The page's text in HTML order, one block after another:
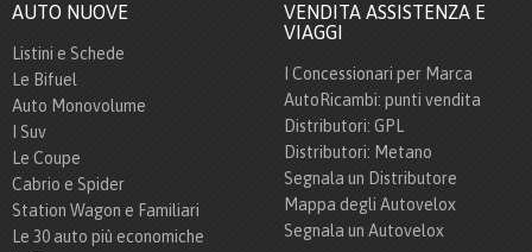
AUTO NUOVE
Listini e Schede
Le Bifuel
Auto Monovolume
I Suv
Le Coupe
Cabrio e Spider
Station Wagon e Familiari
Le 30 auto più economiche
VENDITA ASSISTENZA E
VIAGGI
I Concessionari per Marca
AutoRicambi: punti vendita
Distributori: GPL
Distributori: Metano
Segnala un Distributore
Mappa degli Autovelox
Segnala un Autovelox